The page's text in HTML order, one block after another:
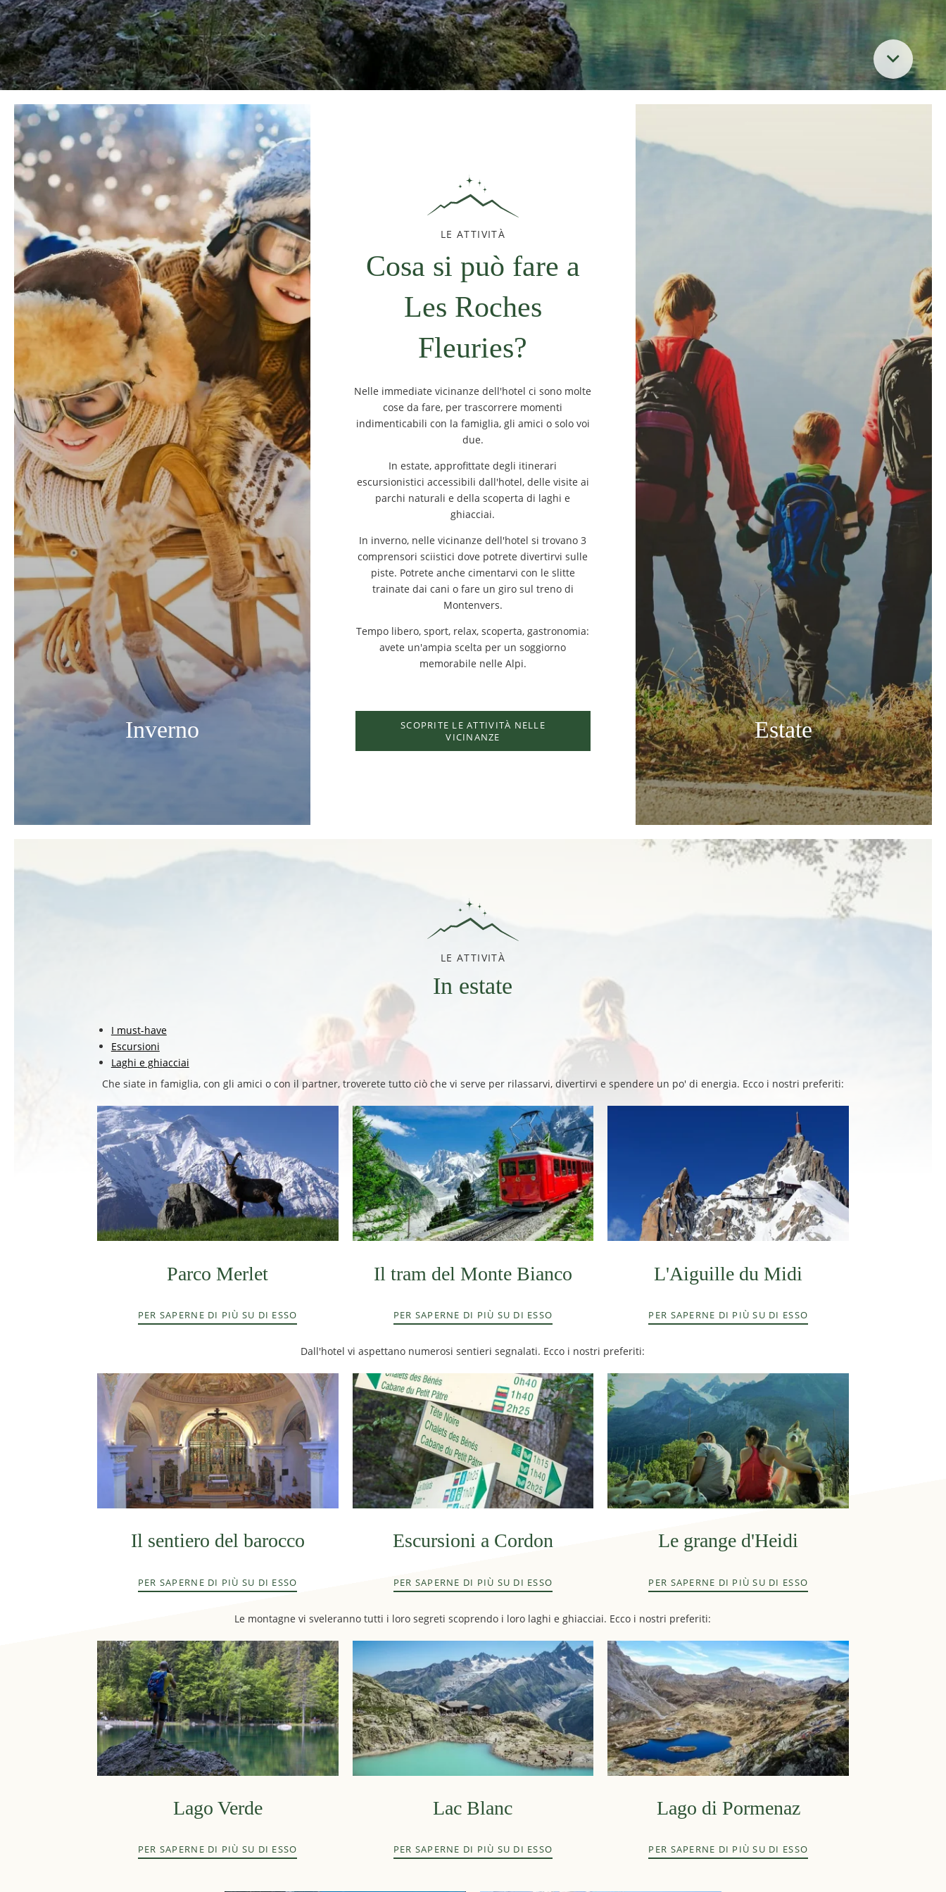
LE ATTIVITÀ
Cosa si può fare a
Les Roches
Fleuries?
Nelle immediate vicinanze dell'hotel ci sono molte
cose da fare, per trascorrere momenti
indimenticabili con la famiglia, gli amici o solo voi
due.
In estate, approfittate degli itinerari
escursionistici accessibili dall'hotel, delle visite ai
parchi naturali e della scoperta di laghi e
ghiacciai.
In inverno, nelle vicinanze dell'hotel si trovano 3
comprensori sciistici dove potrete divertirvi sulle
piste. Potrete anche cimentarvi con le slitte
trainate dai cani o fare un giro sul treno di
Montenvers.
Tempo libero, sport, relax, scoperta, gastronomia:
avete un'ampia scelta per un soggiorno
memorabile nelle Alpi.
SCOPRITE LE ATTIVITÀ NELLE
VICINANZE
Inverno Estate
LE ATTIVITÀ
In estate
I must-have
Escursioni
Laghi e ghiacciai
Che siate in famiglia, con gli amici o con il partner, troverete tutto ciò che vi serve per rilassarvi, divertirvi e spendere un po' di energia. Ecco i nostri preferiti:
Parco Merlet
PER SAPERNE DI PIÙ SU DI ESSO
Il tram del Monte Bianco
PER SAPERNE DI PIÙ SU DI ESSO
L'Aiguille du Midi
PER SAPERNE DI PIÙ SU DI ESSO
Dall'hotel vi aspettano numerosi sentieri segnalati. Ecco i nostri preferiti:
Il sentiero del barocco
PER SAPERNE DI PIÙ SU DI ESSO
Escursioni a Cordon
PER SAPERNE DI PIÙ SU DI ESSO
Le grange d'Heidi
PER SAPERNE DI PIÙ SU DI ESSO
Le montagne vi sveleranno tutti i loro segreti scoprendo i loro laghi e ghiacciai. Ecco i nostri preferiti:
Lago Verde
PER SAPERNE DI PIÙ SU DI ESSO
Lac Blanc
PER SAPERNE DI PIÙ SU DI ESSO
Lago di Pormenaz
PER SAPERNE DI PIÙ SU DI ESSO
RISTORANTE E BAR
ATTIVITÀ ESTIVE
ATTIVITÀ NELLE VICINANZE
GALLERIA
CONTATTO E ACCESSO